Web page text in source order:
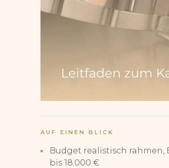
AUF EINEN BLICK
Budget realistisch rahmen,
bis 18.000 €